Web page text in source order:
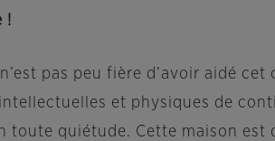
!
pas peu fière d’avoir aidé
et physiques de
toute quiétude. Cette maison